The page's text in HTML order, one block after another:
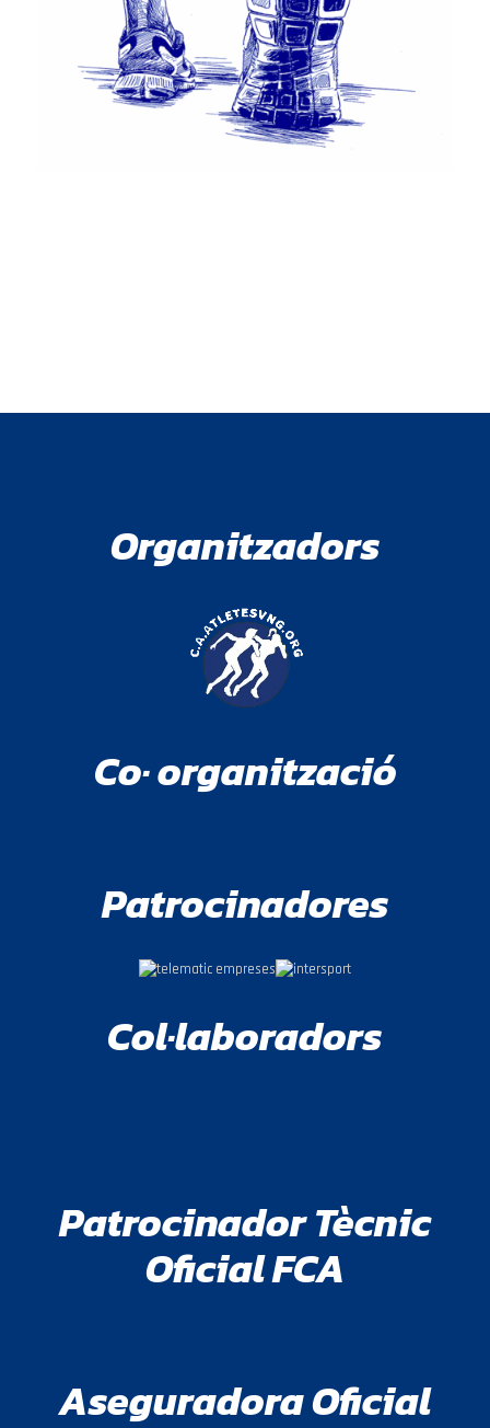
Organitzadors
Co· organització
Patrocinadores
Col·laboradors
Patrocinador Tècnic
Oficial FCA
Aseguradora Oficial